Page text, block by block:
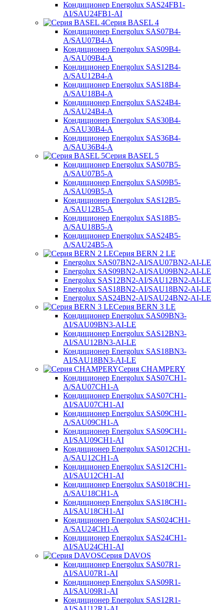
Кондиционер Energolux SAS24FB1-
AI/SAU24FB1-AI
Серия BASEL 4
Кондиционер Energolux SAS07B4-
A/SAU07B4-A
Кондиционер Energolux SAS09B4-
A/SAU09B4-A
Кондиционер Energolux SAS12B4-
A/SAU12B4-A
Кондиционер Energolux SAS18B4-
A/SAU18B4-A
Кондиционер Energolux SAS24B4-
A/SAU24B4-A
Кондиционер Energolux SAS30B4-
A/SAU30B4-A
Кондиционер Energolux SAS36B4-
A/SAU36B4-A
Серия BASEL 5
Кондиционер Energolux SAS07B5-
A/SAU07B5-A
Кондиционер Energolux SAS09B5-
A/SAU09B5-A
Кондиционер Energolux SAS12B5-
A/SAU12B5-A
Кондиционер Energolux SAS18B5-
A/SAU18B5-A
Кондиционер Energolux SAS24B5-
A/SAU24B5-A
Серия BERN 2 LE
Energolux SAS07BN2-AI/SAU07BN2-AI-LE
Energolux SAS09BN2-AI/SAU09BN2-AI-LE
Energolux SAS12BN2-AI/SAU12BN2-AI-LE
Energolux SAS18BN2-AI/SAU18BN2-AI-LE
Energolux SAS24BN2-AI/SAU24BN2-AI-LE
Серия BERN 3 LE
Кондиционер Energolux SAS09BN3-
AI/SAU09BN3-AI-LE
Кондиционер Energolux SAS12BN3-
AI/SAU12BN3-AI-LE
Кондиционер Energolux SAS18BN3-
AI/SAU18BN3-AI-LE
Серия CHAMPERY
Кондиционер Energolux SAS07CH1-
A/SAU07CH1-A
Кондиционер Energolux SAS07CH1-
AI/SAU07CH1-AI
Кондиционер Energolux SAS09CH1-
A/SAU09CH1-A
Кондиционер Energolux SAS09CH1-
AI/SAU09CH1-AI
Кондиционер Energolux SAS012CH1-
A/SAU12CH1-A
Кондиционер Energolux SAS12CH1-
AI/SAU12CH1-AI
Кондиционер Energolux SAS018CH1-
A/SAU18CH1-A
Кондиционер Energolux SAS18CH1-
AI/SAU18CH1-AI
Кондиционер Energolux SAS024CH1-
A/SAU24CH1-A
Кондиционер Energolux SAS24CH1-
AI/SAU24CH1-AI
Серия DAVOS
Кондиционер Energolux SAS07R1-
AI/SAU07R1-AI
Кондиционер Energolux SAS09R1-
AI/SAU09R1-AI
Кондиционер Energolux SAS12R1-